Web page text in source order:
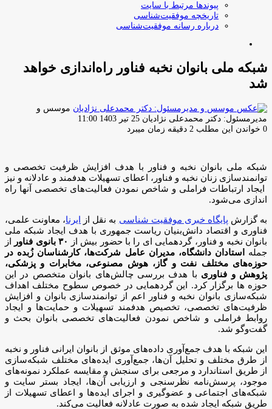
پیوندها مرتبط با سایت
تاریخچه موفقیت‌شناسی
درباره رسانه موفقیت‌شناسی
شبکه ملی بانوان نخبه ‌فناور راه‌اندازی خواهد
شد
موسس و
مدیرمسئول: دکتر محمدعلی نژادیان ارسال
ایمیل
25 تیر 1403 11:00
0 خواندن این مطلب 2 دقیقه زمان میبرد
شبکه ملی بانوان نخبه و فناور با هدف افزایش ظرفیت تخصصی و
توانمندسازی زنان نخبه و فناور، اعطای تسهیلات هدفمند و عادلانه و نیز
ایجاد ارتباطات فراملی و شاخص نمودن فعالیت‌های تخصصی آنها راه
اندازی می‌شود.
به گزارش پایگاه خبری موفقیت شناسی به نقل از ایرنا، معاونت علمی،
فناوری و اقتصاد دانش‌بنیان ریاست جمهوری با هدف ایجاد شبکه ملی
بانوان نخبه و فناور، گردهمایی ای را با حضور بیش از
۳۰ بانوی فناور
از
جمله
استادان دانشگاه، مدیران عامل شرکت‌ها، کارشناسان زُبده در
حوزه‌های مختلف نفت و گاز، هوش مصنوعی، مخابرات و پزشکی،
پژوهش و فناوری با هدف بررسی چالش‌های بانوان متخصص در این
حوزه ها برگزار کرد. این گردهمایی در خصوص سطوح مختلف اهداف
شبکه‌سازی بانوان نخبه و فناور اعم از توانمندسازی بانوان و افزایش
ظرفیت‌های تخصصی، تخصیص هدفمند تسهیلات و حمایت‌ها و ایجاد
روابط فراملی و شاخص نمودن فعالیت‌های تخصصی بانوان بحث و
گفت‌وگو شد.
این شبکه با هدف جمع‌آوری داده‌های موثق از بانوان ایرانی فناور و نخبه
از طرق مختلف و تحلیل آن‌ها، جمع‌آوری ایده‌های مختلف شبکه‌سازی
از طریق استاندارد و مرجعی برای سنجش و مقایسه عملکرد نمونه‌های
موجود، پرسش‌نامه‌ نظرسنجی و ارزیابی آن‌ها، ایجاد بستر سایت و
شبکه‌های اجتماعی و عضوگیری و اجرای ایده‌ها و اعطای تسهیلات از
طریق شبکه‌ ایجاد شده به صورت عادلانه فعالیت می‌کند.